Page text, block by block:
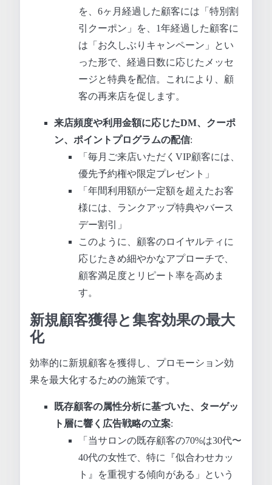
を、6ヶ月経過した顧客には「特別割
引クーポン」を、1年経過した顧客に
は「お久しぶりキャンペーン」とい
った形で、経過日数に応じたメッセ
ージと特典を配信。これにより、顧
客の再来店を促します。
来店頻度や利用金額に応じたDM、クーポ
ン、ポイントプログラムの配信:
「毎月ご来店いただくVIP顧客には、
優先予約権や限定プレゼント」
「年間利用額が一定額を超えたお客
様には、ランクアップ特典やバース
デー割引」
このように、顧客のロイヤルティに
応じたきめ細やかなアプローチで、
顧客満足度とリピート率を高めま
す。
新規顧客獲得と集客効果の最大
化
効率的に新規顧客を獲得し、プロモーション効
果を最大化するための施策です。
既存顧客の属性分析に基づいた、ターゲッ
ト層に響く広告戦略の立案:
「当サロンの既存顧客の70%は30代〜
40代の女性で、特に『似合わせカッ
ト』を重視する傾向がある」という